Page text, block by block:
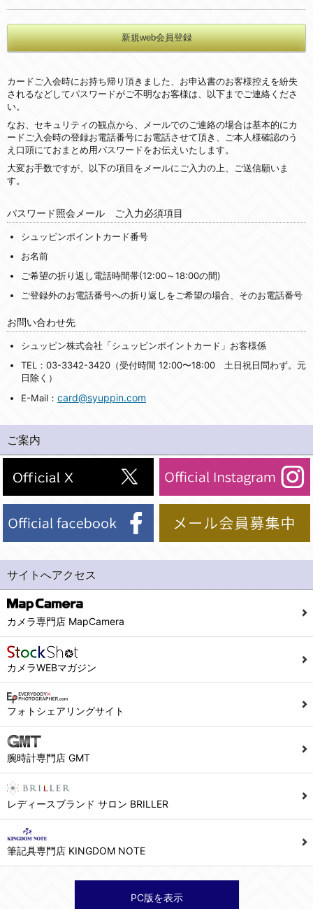
カードご入会時にお持ち帰り頂きました、お申込書のお客様控えを紛失
されるなどしてパスワードがご不明なお客様は、以下までご連絡くださ
い。
なお、セキュリティの観点から、メールでのご連絡の場合は基本的にカ
ードご入会時の登録お電話番号にお電話させて頂き、ご本人様確認のう
え口頭にておまとめ用パスワードをお伝えいたします。
大変お手数ですが、以下の項目をメールにご入力の上、ご送信願いま
す。
パスワード照会メール ご入力必須項目
シュッピンポイントカード番号
お名前
ご希望の折り返し電話時間帯(12:00～18:00の間)
ご登録外のお電話番号への折り返しをご希望の場合、そのお電話番号
お問い合わせ先
シュッピン株式会社「シュッピンポイントカード」お客様係
TEL：03-3342-3420（受付時間 12:00〜18:00 土日祝日問わず。元
日除く）
E-Mail： card@syuppin.com
ご案内
サイトへアクセス
カメラ専門店 MapCamera
カメラWEBマガジン
フォトシェアリングサイト
腕時計専門店 GMT
レディースブランド サロン BRILLER
筆記具専門店 KINGDOM NOTE
PC版を表示